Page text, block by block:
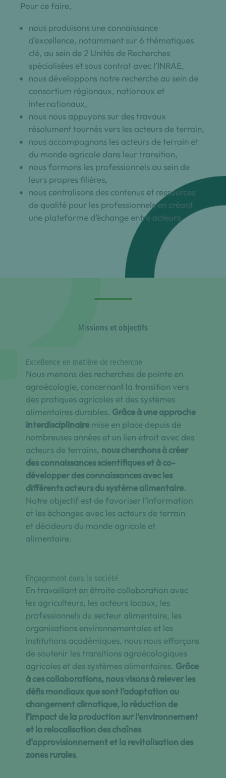
Pour ce faire,
nous produisons une connaissance
d’excellence, notamment sur 6 thématiques
clé, au sein de 2 Unités de Recherches
spécialisées et sous contrat avec l’INRAE,
nous développons notre recherche au sein de
consortium régionaux, nationaux et
internationaux,
nous nous appuyons sur des travaux
résolument tournés vers les acteurs de terrain,
nous accompagnons les acteurs de terrain et
du monde agricole dans leur transition,
nous formons les professionnels au sein de
leurs propres filières,
nous centralisons des contenus et ressources
de qualité pour les professionnels en créant
une plateforme d’échange entre acteurs.
Missions et objectifs
Excellence en matière de recherche
Nous menons des recherches de pointe en
agroécologie, concernant la transition vers
des pratiques agricoles et des systèmes
alimentaires durables. Grâce à une approche
interdisciplinaire mise en place depuis de
nombreuses années et un lien étroit avec des
acteurs de terrains, nous cherchons à créer
des connaissances scientifiques et à co-
développer des connaissances avec les
différents acteurs du système alimentaire.
Notre objectif est de favoriser l’information
et les échanges avec les acteurs de terrain
et décideurs du monde agricole et
alimentaire.
Engagement dans la société
En travaillant en étroite collaboration avec
les agriculteurs, les acteurs locaux, les
professionnels du secteur alimentaire, les
organisations environnementales et les
institutions académiques, nous nous efforçons
de soutenir les transitions agroécologiques
agricoles et des systèmes alimentaires. Grâce
à ces collaborations, nous visons à relever les
défis mondiaux que sont l’adaptation au
changement climatique, la réduction de
l’impact de la production sur l’environnement
et la relocalisation des chaînes
d’approvisionnement et la revitalisation des
zones rurales.